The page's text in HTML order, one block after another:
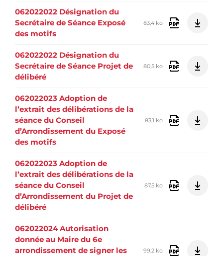
062022022 Désignation du
Secrétaire de Séance Exposé
des motifs
83,4 ko
062022022 Désignation du
Secrétaire de Séance Projet de
délibéré
80,5 ko
062022023 Adoption de
l’extrait des délibérations de la
séance du Conseil
d’Arrondissement du Exposé
des motifs
83,1 ko
062022023 Adoption de
l’extrait des délibérations de la
séance du Conseil
d’Arrondissement du Projet de
délibéré
87,5 ko
062022024 Autorisation
donnée au Maire du 6e
arrondissement de signer les
99,2 ko